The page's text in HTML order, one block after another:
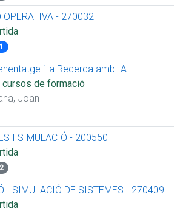
OPERATIVA - 270032
i la Recerca amb IA
cursos de formació
Joan
I SIMULACIÓ - 200550
I SIMULACIÓ DE SISTEMES - 270409